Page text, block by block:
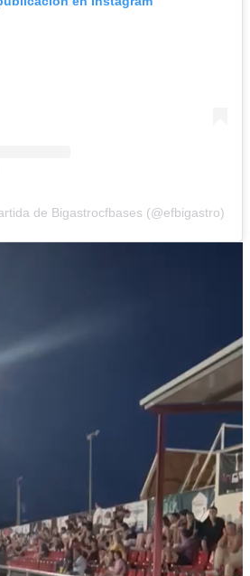
de Bigastrocfbases (@efbigastro)